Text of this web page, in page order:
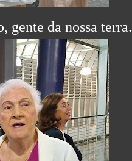
gente da nossa terra.